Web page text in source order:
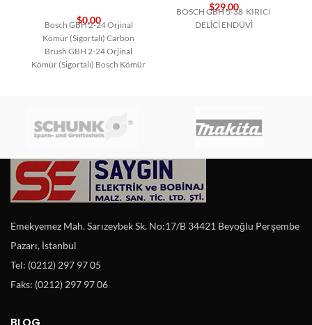
$0,00
Bosch GBH 2-24 Orjinal
Kömür (Sigortalı) Carbon
Brush GBH 2-24 Orjinal
Kömür (Sigortalı) Bosch Kömür
$29,00
BOSCH GBH 5-38 KIRICI
DELİCİ ENDÜVİ
Emekyemez Mah. Sarızeybek Sk. No:17/B 34421 Beyoğlu Perşembe
Pazarı, İstanbul
Tel: (0212) 297 97 05
Faks: (0212) 297 97 06